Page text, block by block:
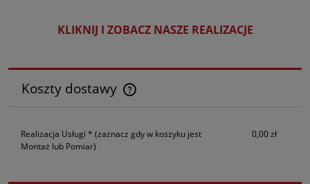
KLIKNIJ I ZOBACZ NASZE REALIZACJE
Koszty dostawy
Cena nie zawiera ewentualnych kosztów płatności
Realizacja Usługi * (zaznacz gdy w koszyku jest
Montaż lub Pomiar)
0,00 zł